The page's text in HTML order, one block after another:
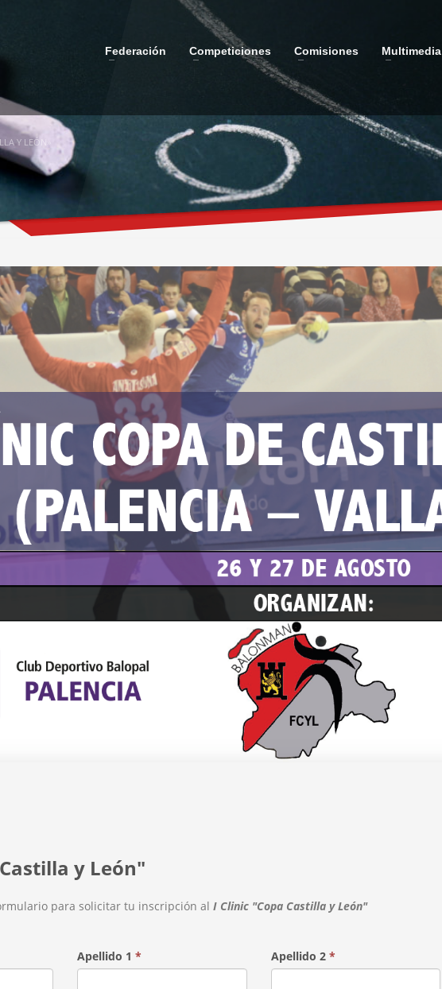
Federación Competiciones Comisiones Multimedia
Y LEÓN»
y León"
para solicitar tu inscripción al I Clinic "Copa Castilla y León"
Apellido 1 * Apellido 2 *